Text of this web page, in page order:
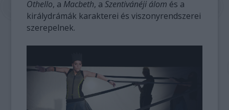
Othello, a Macbeth, aSzentivánéji álom és a
királydrámák karakterei és viszonyrendszerei
szerepelnek.